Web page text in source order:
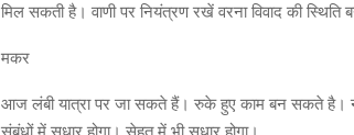
मिल सकती है। वाणी पर नियंत्रण रखें वरना विवाद की स्थिति
मकर
आज लंबी यात्रा पर जा सकते हैं। रुके हुए काम बन सकते है।